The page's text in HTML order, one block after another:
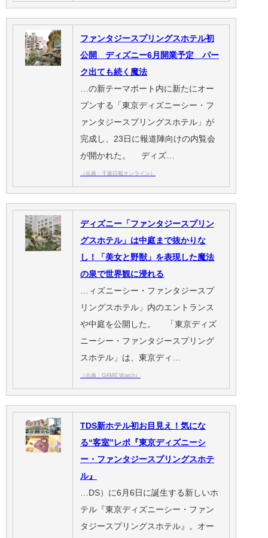
ファンタジースプリングスホテル初
公開 ディズニー6月開業予定 パー
ク出ても続く魔法
…の新テーマポート内に新たにオー
プンする「東京ディズニーシー・フ
ァンタジースプリングスホテル」が
完成し、23日に報道陣向けの内覧会
が開かれた。 ディズ…
（出典：千葉日報オンライン）
ディズニー「ファンタジースプリン
グスホテル」は中庭まで抜かりな
し！「美女と野獣」を表現した魔法
の泉で世界観に浸れる
…ィズニーシー・ファンタジースプ
リングスホテル」内のエントランス
や中庭を公開した。 「東京ディズ
ニーシー・ファンタジースプリング
スホテル」は、東京ディ…
（出典：GAME Watch）
TDS新ホテル初お目見え！気にな
る“客室”レポ『東京ディズニーシ
ー・ファンタジースプリングスホテ
ル』
…DS）に6月6日に誕生する新しいホ
テル『東京ディズニーシー・ファン
タジースプリングスホテル』。オー